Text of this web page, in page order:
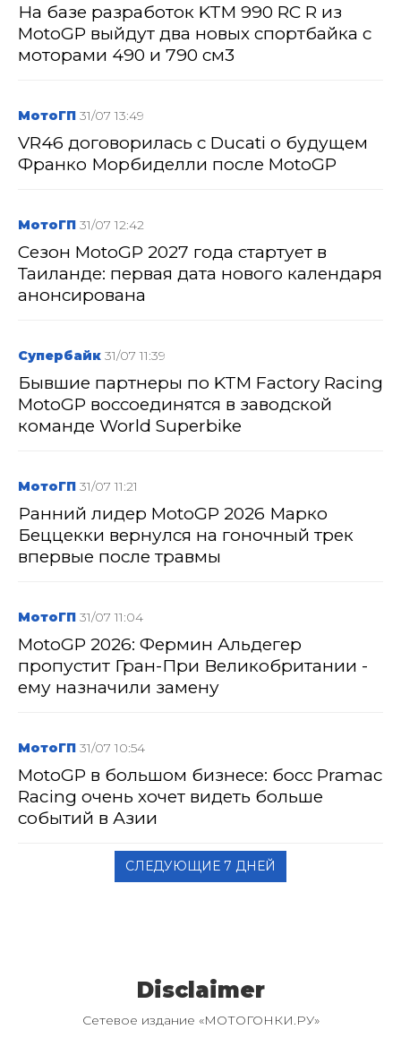
На базе разработок KTM 990 RC R из
MotoGP выйдут два новых спортбайка с
моторами 490 и 790 см3
МотоГП 31/07 13:49
VR46 договорилась с Ducati о будущем
Франко Морбиделли после MotoGP
МотоГП 31/07 12:42
Сезон MotoGP 2027 года стартует в
Таиланде: первая дата нового календаря
анонсирована
Супербайк 31/07 11:39
Бывшие партнеры по KTM Factory Racing
MotoGP воссоединятся в заводской
команде World Superbike
МотоГП 31/07 11:21
Ранний лидер MotoGP 2026 Марко
Беццекки вернулся на гоночный трек
впервые после травмы
МотоГП 31/07 11:04
MotoGP 2026: Фермин Альдегер
пропустит Гран-При Великобритании -
ему назначили замену
МотоГП 31/07 10:54
MotoGP в большом бизнесе: босс Pramac
Racing очень хочет видеть больше
событий в Азии
СЛЕДУЮЩИЕ 7 ДНЕЙ
Disclaimer
Сетевое издание «МОТОГОНКИ.РУ»